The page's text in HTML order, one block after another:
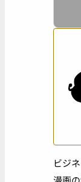
ビジ